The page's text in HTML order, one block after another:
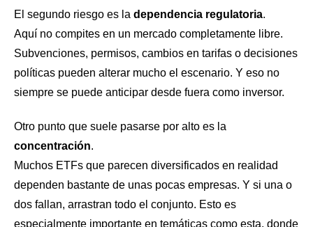
El segundo riesgo es la dependencia regulatoria.
Aquí no compites en un mercado completamente libre.
Subvenciones, permisos, cambios en tarifas o decisiones
políticas pueden alterar mucho el escenario. Y eso no
siempre se puede anticipar desde fuera como inversor.
Otro punto que suele pasarse por alto es la
concentración.
Muchos ETFs que parecen diversificados en realidad
dependen bastante de unas pocas empresas. Y si una o
dos fallan, arrastran todo el conjunto. Esto es
especialmente importante en temáticas como esta, donde